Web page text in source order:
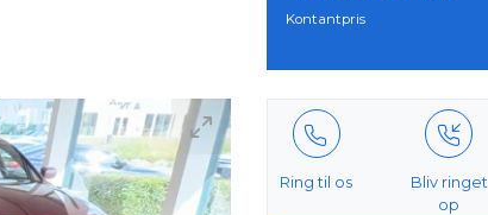
Kontantpris
Ring til os
Bliv ringet
op